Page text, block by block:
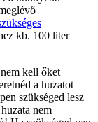
kb. 100 liter
kell őket
a huzatot
szükséged lesz
nem